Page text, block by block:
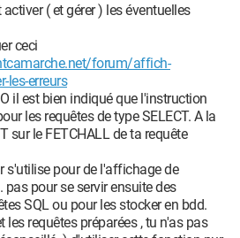
membre STT</title>
css?
roboto;
( et gérer ) les éventuelles
ceci
forum/affich-
les-erreurs
il est bien indiqué que l'instruction
les requêtes de type SELECT. A la
sur le FETCHALL de ta requête
s'utilise pour de l'affichage de
pas pour se servir ensuite des
SQL ou pour les stocker en bdd.
les requêtes préparées , tu n'as pas